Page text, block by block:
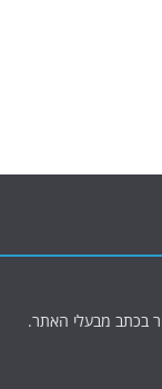
בכתב מבעלי האתר.